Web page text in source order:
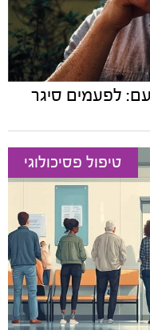
לפעמים סיגר
טיפול פסיכולוגי